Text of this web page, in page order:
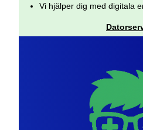
Vi hjälper dig med digitala